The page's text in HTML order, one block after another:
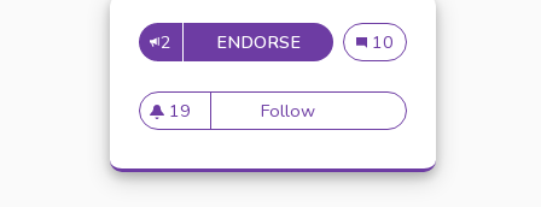
2 ENDORSEDÉBAT LOCAL SUR LA 5G
Débat local sur la 5G
10
19
19 followers
FollowDébat local sur la 5G